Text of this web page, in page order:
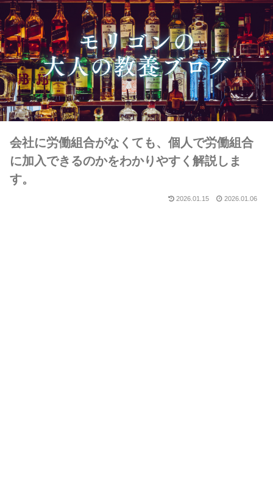
会社に労働組合がなくても、個人で労働組合
に加入できるのかをわかりやすく解説しま
す。
2026.01.15 2026.01.06